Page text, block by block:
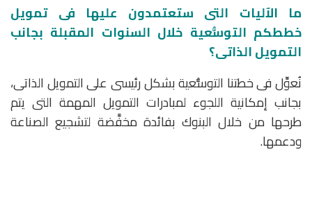
ما الآليات التى ستعتمدون عليها فى تمويل
خططكم التوسُّعية خلال السنوات المقبلة بجانب
التمويل الذاتى؟
نُعوِّل فى خطتنا التوسُّعية بشكل رئيسى على التمويل الذاتى،
بجانب إمكانية اللجوء لمبادرات التمويل المهمة التى يتم
طرحها من خلال البنوك بفائدة مخفَّضة لتشجيع الصناعة
ودعمها.